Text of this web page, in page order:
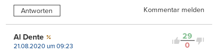
Antworten Kommentar melden
29
0
Al Dente
21.08.2020 um 09:23